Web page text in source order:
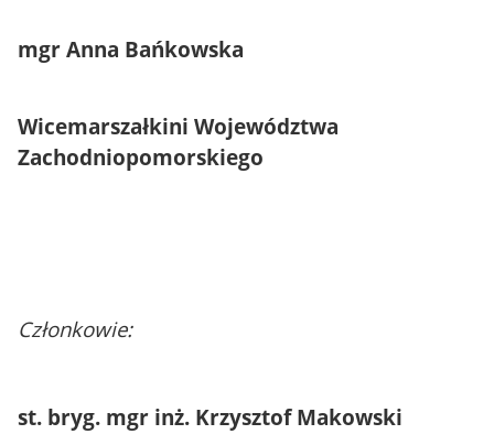
mgr Anna Bańkowska
Wicemarszałkini Województwa
Zachodniopomorskiego
Członkowie:
st. bryg. mgr inż. Krzysztof Makowski